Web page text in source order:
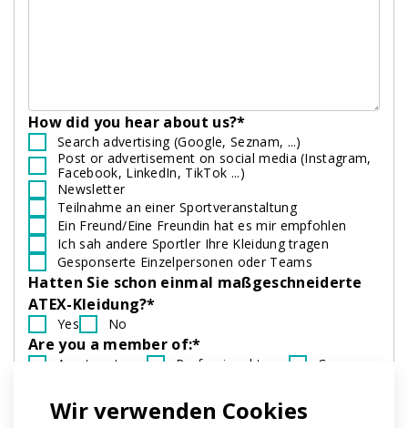
Wir verwenden Cookies
How did you hear about us?*
Search advertising (Google, Seznam, ...)
Post or advertisement on social media (Instagram,
Facebook, LinkedIn, TikTok ...)
Newsletter
Teilnahme an einer Sportveranstaltung
Ein Freund/Eine Freundin hat es mir empfohlen
Ich sah andere Sportler Ihre Kleidung tragen
Gesponserte Einzelpersonen oder Teams
Hatten Sie schon einmal maßgeschneiderte
ATEX-Kleidung?*
Yes No
Are you a member of:*
Amateur team Professional team
Company
If you belong to a club, can you tell us its